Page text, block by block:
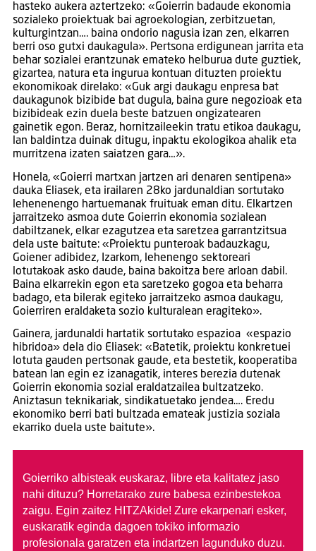
hasteko aukera aztertzeko: «Goierrin badaude ekonomia
sozialeko proiektuak bai agroekologian, zerbitzuetan,
kulturgintzan…. baina ondorio nagusia izan zen, elkarren
berri oso gutxi daukagula». Pertsona erdigunean jarrita eta
behar sozialei erantzunak emateko helburua dute guztiek,
gizartea, natura eta ingurua kontuan dituzten proiektu
ekonomikoak direlako: «Guk argi daukagu enpresa bat
daukagunok bizibide bat dugula, baina gure negozioak eta
bizibideak ezin duela beste batzuen ongizatearen
gainetik egon. Beraz, hornitzaileekin tratu etikoa daukagu,
lan baldintza duinak ditugu, inpaktu ekologikoa ahalik eta
murritzena izaten saiatzen gara…».
Honela, «Goierri martxan jartzen ari denaren sentipena»
dauka Eliasek, eta irailaren 28ko jardunaldian sortutako
lehenenengo hartuemanak fruituak eman ditu. Elkartzen
jarraitzeko asmoa dute Goierrin ekonomia sozialean
dabiltzanek, elkar ezagutzea eta saretzea garrantzitsua
dela uste baitute: «Proiektu punteroak badauzkagu,
Goiener adibidez, Izarkom, lehenengo sektoreari
lotutakoak asko daude, baina bakoitza bere arloan dabil.
Baina elkarrekin egon eta saretzeko gogoa eta beharra
badago, eta bilerak egiteko jarraitzeko asmoa daukagu,
Goierriren eraldaketa sozio kulturalean eragiteko».
Gainera, jardunaldi hartatik sortutako espazioa «espazio
hibridoa» dela dio Eliasek: «Batetik, proiektu konkretuei
lotuta gauden pertsonak gaude, eta bestetik, kooperatiba
batean lan egin ez izanagatik, interes berezia dutenak
Goierrin ekonomia sozial eraldatzailea bultzatzeko.
Aniztasun teknikariak, sindikatuetako jendea…. Eredu
ekonomiko berri bati bultzada emateak justizia soziala
ekarriko duela uste baitute».
Goierriko albisteak euskaraz, libre eta kalitatez jaso
nahi dituzu? Horretarako zure babesa ezinbestekoa
zaigu. Egin zaitez HITZAkide! Zure ekarpenari esker,
euskaratik eginda dagoen tokiko informazio
profesionala garatzen eta indartzen lagunduko duzu.